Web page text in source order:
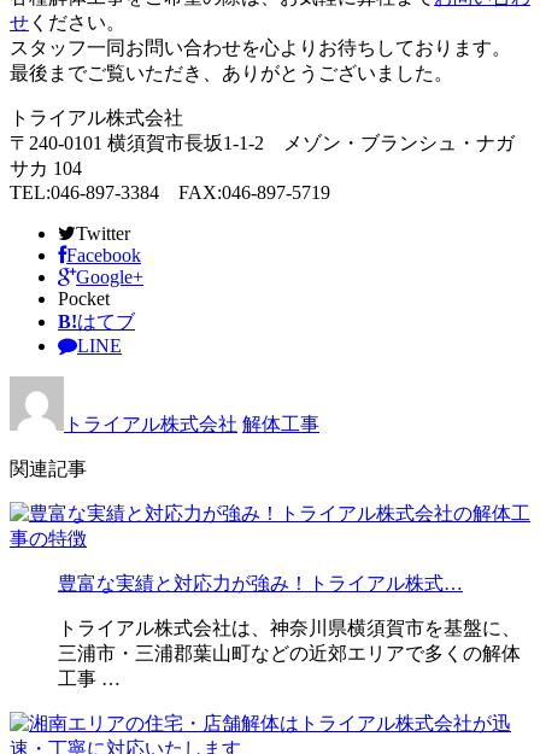
せ ください。
スタッフ一同お問い合わせを心よりお待ちしております。
最後までご覧いただき、ありがとうございました。
トライアル株式会社
〒240-0101 横須賀市長坂1-1-2 メゾン・ブランシュ・ナガ
サカ 104
TEL:046-897-3384 FAX:046-897-5719
Twitter
Facebook
Google+
Pocket
B!はてブ
LINE
トライアル株式会社 解体工事
関連記事
豊富な実績と対応力が強み！トライアル株式…
トライアル株式会社は、神奈川県横須賀市を基盤に、
三浦市・三浦郡葉山町などの近郊エリアで多くの解体
工事 …